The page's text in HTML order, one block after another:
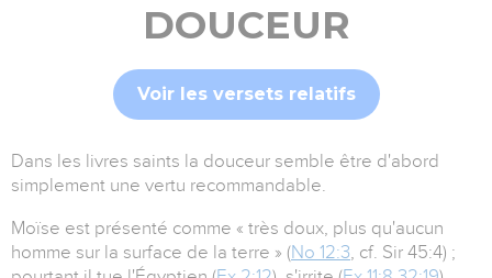
DOUCEUR
Voir les versets relatifs
Dans les livres saints la douceur semble être d'abord
simplement une vertu recommandable.
Moïse est présenté comme « très doux, plus qu'aucun
homme sur la surface de la terre » (No 12:3, cf. Sir 45:4) ;